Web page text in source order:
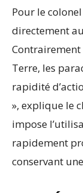
Pour le colonel
directement
Contrairement
Terre, les
rapidité
», explique le
impose
rapidement
conservant